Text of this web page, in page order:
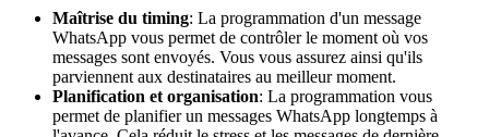
Maîtrise du timing: La programmation d'un message
WhatsApp vous permet de contrôler le moment où vos
messages sont envoyés. Vous vous assurez ainsi qu'ils
parviennent aux destinataires au meilleur moment.
Planification et organisation: La programmation vous
permet de planifier un messages WhatsApp longtemps à